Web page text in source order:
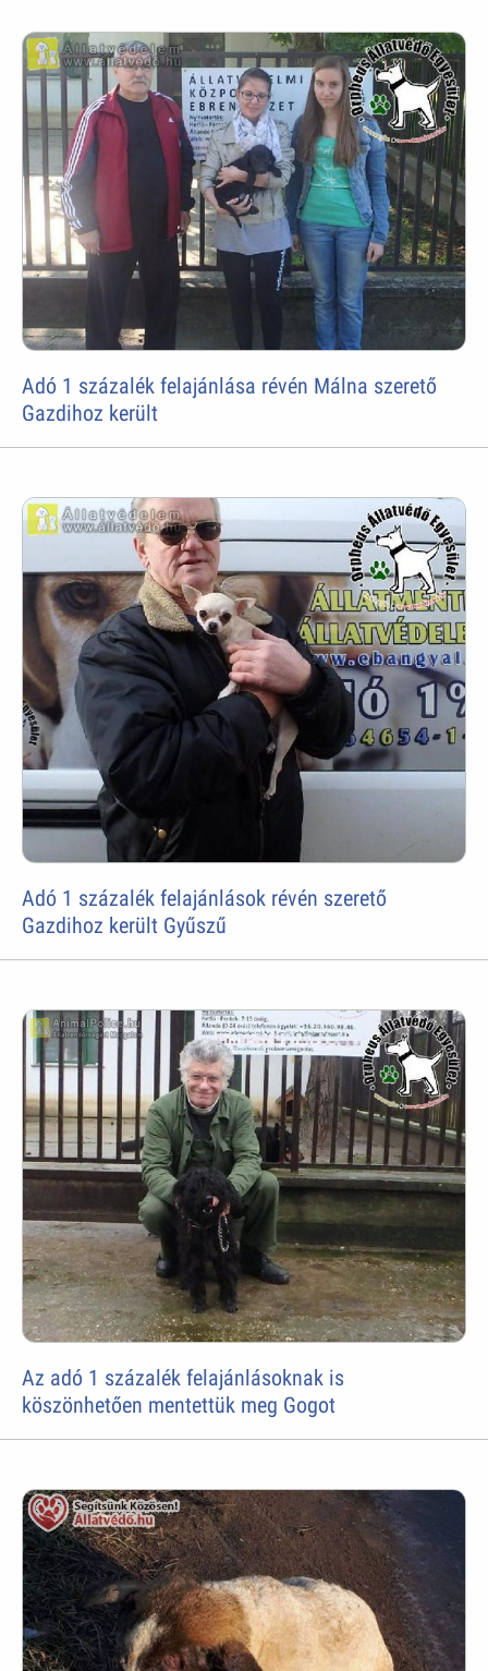
Adó 1 százalék felajánlása révén Málna szerető
Gazdihoz került
Adó 1 százalék felajánlások révén szerető
Gazdihoz került Gyűszű
Az adó 1 százalék felajánlásoknak is
köszönhetően mentettük meg Gogot